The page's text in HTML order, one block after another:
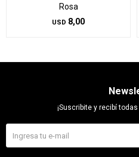
Rosa
USD 8,00
¡Suscribite y recibí